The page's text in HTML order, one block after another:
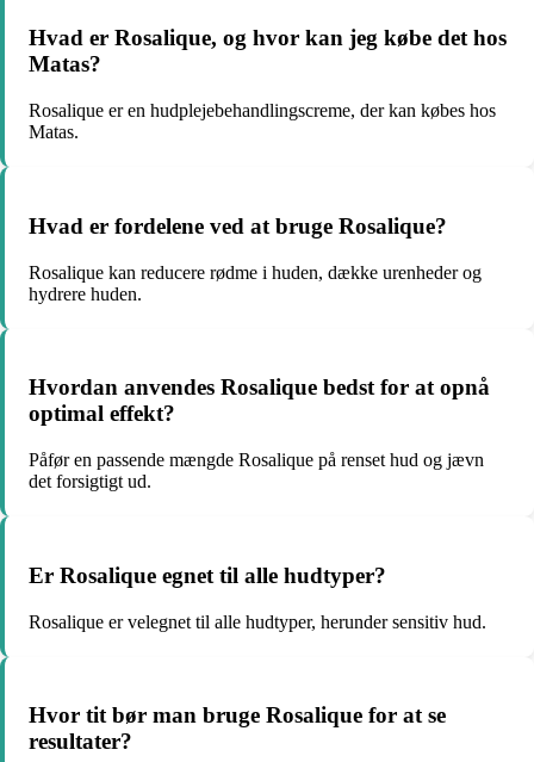
Hvad er Rosalique, og hvor kan jeg købe det hos
Matas?
Rosalique er en hudplejebehandlingscreme, der kan købes hos
Matas.
Hvad er fordelene ved at bruge Rosalique?
Rosalique kan reducere rødme i huden, dække urenheder og
hydrere huden.
Hvordan anvendes Rosalique bedst for at opnå
optimal effekt?
Påfør en passende mængde Rosalique på renset hud og jævn
det forsigtigt ud.
Er Rosalique egnet til alle hudtyper?
Rosalique er velegnet til alle hudtyper, herunder sensitiv hud.
Hvor tit bør man bruge Rosalique for at se
resultater?